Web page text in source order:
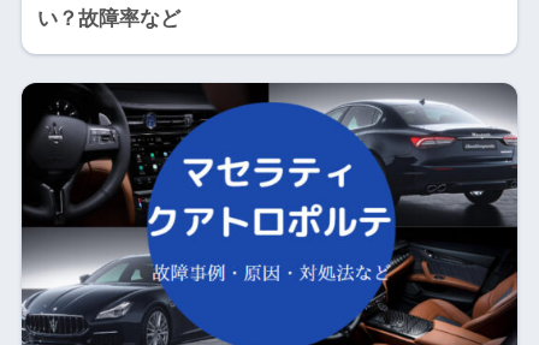
い？故障率など